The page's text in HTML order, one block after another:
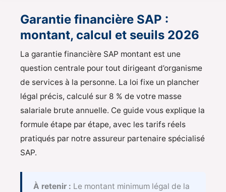
Garantie financière SAP :
montant, calcul et seuils 2026
La garantie financière SAP montant est une
question centrale pour tout dirigeant d’organisme
de services à la personne. La loi fixe un plancher
légal précis, calculé sur 8 % de votre masse
salariale brute annuelle. Ce guide vous explique la
formule étape par étape, avec les tarifs réels
pratiqués par notre assureur partenaire spécialisé
SAP.
À retenir : Le montant minimum légal de la